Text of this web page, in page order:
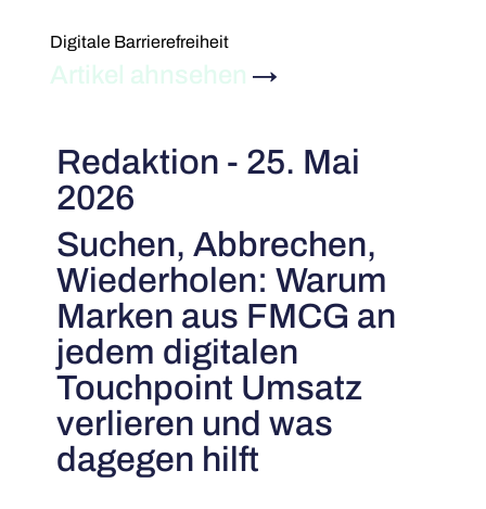
Digitale Barrierefreiheit
Artikel ahnsehen →
Redaktion - 25. Mai
2026
Suchen, Abbrechen,
Wiederholen: Warum
Marken aus FMCG an
jedem digitalen
Touchpoint Umsatz
verlieren und was
dagegen hilft